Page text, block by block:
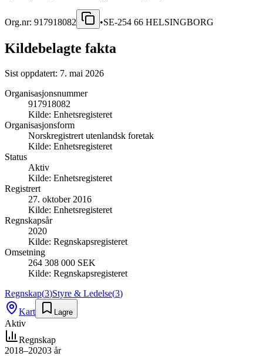
Org.nr: 917918082 •SE-254 66 HELSINGBORG
Kildebelagte fakta
Sist oppdatert: 7. mai 2026
Organisasjonsnummer
917918082
Kilde: Enhetsregisteret
Organisasjonsform
Norskregistrert utenlandsk foretak
Kilde: Enhetsregisteret
Status
Aktiv
Kilde: Enhetsregisteret
Registrert
27. oktober 2016
Kilde: Enhetsregisteret
Regnskapsår
2020
Kilde: Regnskapsregisteret
Omsetning
264 308 000 SEK
Kilde: Regnskapsregisteret
Regnskap(3)Styre & Ledelse(3)
Kart
Lagre
Aktiv
Regnskap
2018–20203 år